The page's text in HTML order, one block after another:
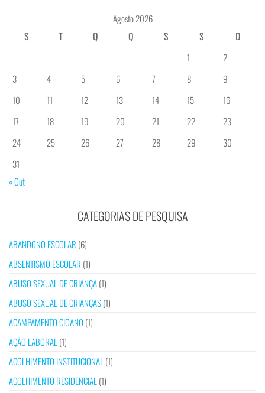
Agosto 2026
S
T Q Q S S
D
1
2
3
4 5 6 7 8
9
10
11 12 13 14 15
16
17
18 19 20 21 22
23
24
25 26 27 28 29
30
31
« Out
CATEGORIAS DE PESQUISA
ABANDONO ESCOLAR (6)
ABSENTISMO ESCOLAR (1)
ABUSO SEXUAL DE CRIANÇA(1)
ABUSO SEXUAL DE CRIANÇAS(1)
ACAMPAMENTO CIGANO (1)
AÇÃO LABORAL (1)
ACOLHIMENTO INSTITUCIONAL (1)
ACOLHIMENTO RESIDENCIAL (1)